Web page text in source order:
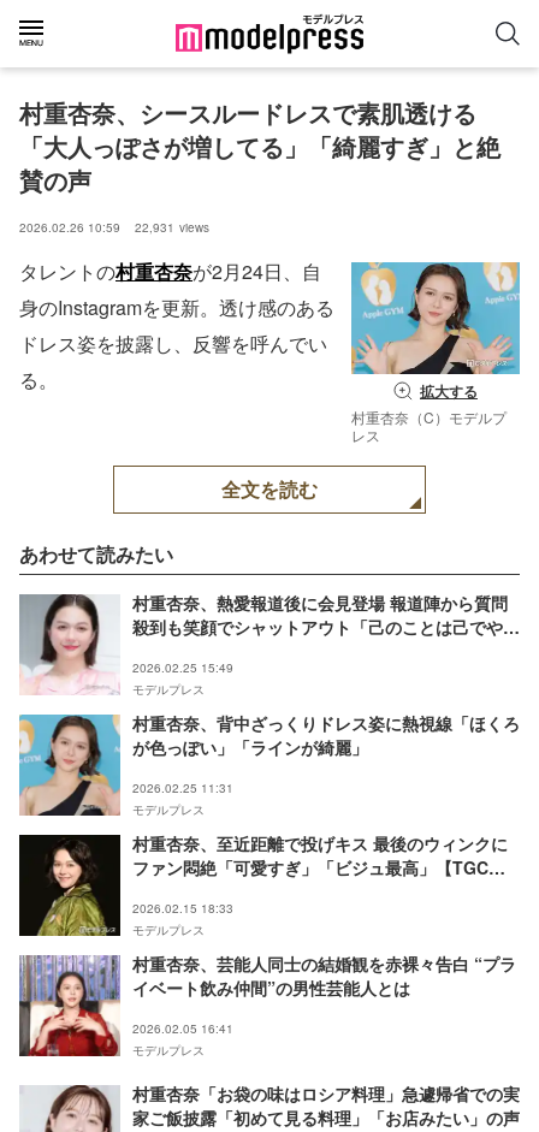
村重杏奈、シースルードレスで素肌透ける
「大人っぽさが増してる」「綺麗すぎ」と絶
賛の声
2026.02.26 10:59 22,931 views
拡大する
村重杏奈（C）モデルプ
レス
タレントの村重杏奈が2月24日、自
身のInstagramを更新。透け感のある
ドレス姿を披露し、反響を呼んでい
る。
全文を読む
あわせて読みたい
村重杏奈、熱愛報道後に会見登場 報道陣から質問
殺到も笑顔でシャットアウト「己のことは己でや
2026.02.25 15:49
モデルプレス
村重杏奈、背中ざっくりドレス姿に熱視線「ほくろ
が色っぽい」「ラインが綺麗」
2026.02.25 11:31
モデルプレス
村重杏奈、至近距離で投げキス 最後のウィンクに
ファン悶絶「可愛すぎ」「ビジュ最高」【TGCあ
2026.02.15 18:33
モデルプレス
村重杏奈、芸能人同士の結婚観を赤裸々告白 “プラ
イベート飲み仲間”の男性芸能人とは
2026.02.05 16:41
モデルプレス
村重杏奈「お袋の味はロシア料理」急遽帰省での実
家ご飯披露「初めて見る料理」「お店みたい」の声